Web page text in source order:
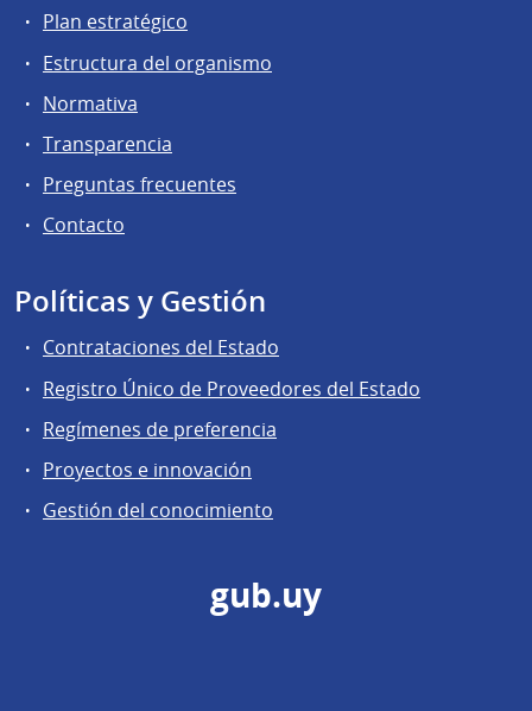
Plan estratégico
Estructura del organismo
Normativa
Transparencia
Preguntas frecuentes
Contacto
Políticas y Gestión
Contrataciones del Estado
Registro Único de Proveedores del Estado
Regímenes de preferencia
Proyectos e innovación
Gestión del conocimiento
gub.uy